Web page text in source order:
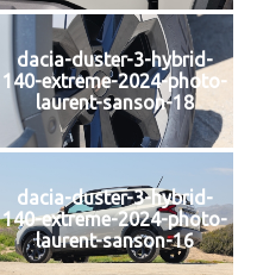
dacia-duster-3-hybrid-
140-extreme-2024-photo-
laurent-sanson-18
dacia-duster-3-hybrid-
140-extreme-2024-photo-
laurent-sanson-16